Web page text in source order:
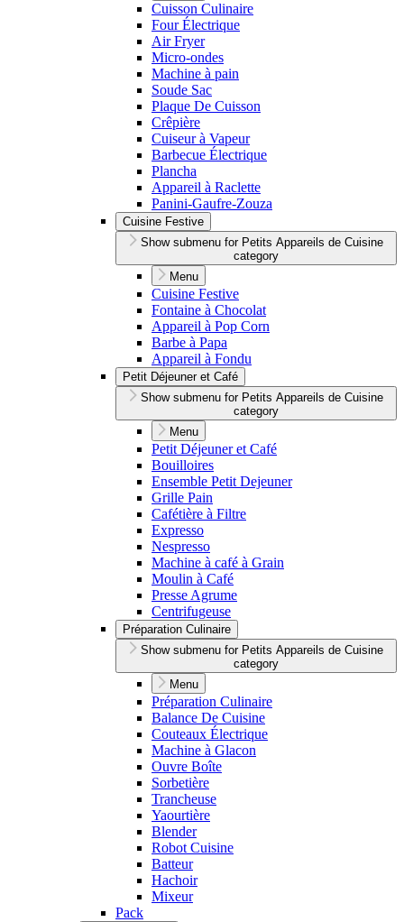
Cuisson Culinaire
Four Électrique
Air Fryer
Micro-ondes
Machine à pain
Soude Sac
Plaque De Cuisson
Crêpière
Cuiseur à Vapeur
Barbecue Électrique
Plancha
Appareil à Raclette
Panini-Gaufre-Zouza
Cuisine Festive
Show submenu for Petits Appareils de Cuisine
category
Menu
Cuisine Festive
Fontaine à Chocolat
Appareil à Pop Corn
Barbe à Papa
Appareil à Fondu
Petit Déjeuner et Café
Show submenu for Petits Appareils de Cuisine
category
Menu
Petit Déjeuner et Café
Bouilloires
Ensemble Petit Dejeuner
Grille Pain
Cafétière à Filtre
Expresso
Nespresso
Machine à café à Grain
Moulin à Café
Presse Agrume
Centrifugeuse
Préparation Culinaire
Show submenu for Petits Appareils de Cuisine
category
Menu
Préparation Culinaire
Balance De Cuisine
Couteaux Électrique
Machine à Glacon
Ouvre Boîte
Sorbetière
Trancheuse
Yaourtière
Blender
Robot Cuisine
Batteur
Hachoir
Mixeur
Pack